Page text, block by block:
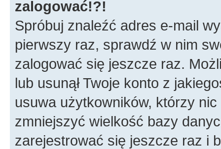
zalogować!?!
Spróbuj znaleźć adres e-mail
pierwszy raz, sprawdź w nim
zalogować się jeszcze raz.
lub usunął Twoje konto z
usuwa użytkowników, którzy
zmniejszyć wielkość bazy
zarejestrować się jeszcze raz i